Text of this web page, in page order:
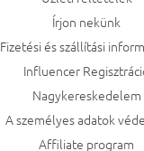
Írjon nekünk
Fizetési és szállítási
Influencer
Nagykereskedelem
A személyes adatok
Affiliate program